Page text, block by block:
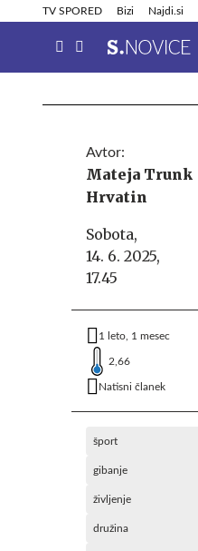
TV SPORED Bizi Najdi.si
Info in obvestila
Avtor:
Mateja Trunk
Hrvatin
Sobota,
14. 6. 2025,
17.45
1 leto, 1 mesec
2,66
Natisni članek
šport
gibanje
življenje
družina